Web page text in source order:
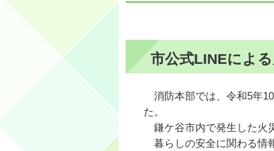
市公式LINEによ
消防本部では、令和5年
た。
鎌ケ谷市内で発生した火
暮らしの安全に関わる情